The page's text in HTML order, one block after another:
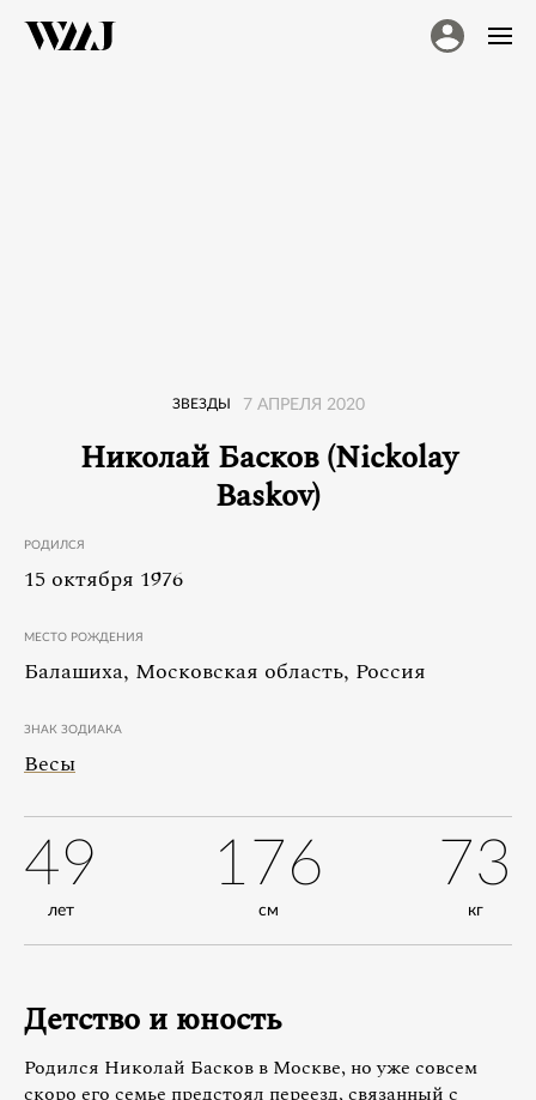
Николай Басков (Nickolay
Baskov)
ЗВЕЗДЫ 7 АПРЕЛЯ 2020
РОДИЛСЯ
15 октября 1976
МЕСТО РОЖДЕНИЯ
Балашиха, Московская область, Россия
ЗНАК ЗОДИАКА
Весы
49
лет
176
см
73
кг
Детство и юность
Родился Николай Басков в Москве, но уже совсем